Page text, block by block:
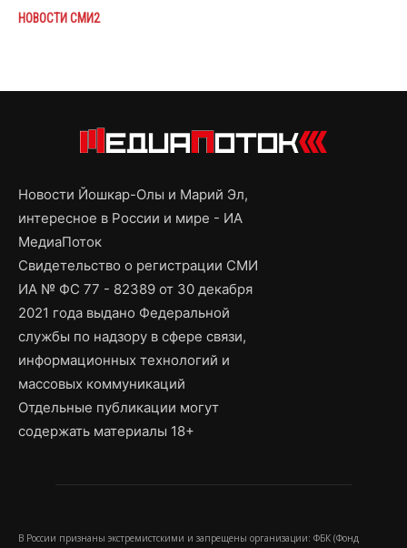
НОВОСТИ СМИ2
Новости Йошкар-Олы и Марий Эл,
интересное в России и мире - ИА
МедиаПоток
Свидетельство о регистрации СМИ
ИА № ФС 77 - 82389 от 30 декабря
2021 года выдано Федеральной
службы по надзору в сфере связи,
информационных технологий и
массовых коммуникаций
Отдельные публикации могут
содержать материалы 18+
В России признаны экстремистскими и запрещены организации: ФБК (Фонд